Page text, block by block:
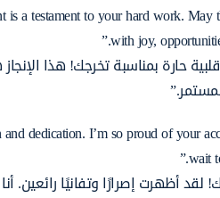
is a testament to your hard work.
with joy,
حارة بمناسبة تخرجك! هذا
dedication. I’m so proud of your
wait
أظهرت إصرارًا وتفانيًا رائعين.